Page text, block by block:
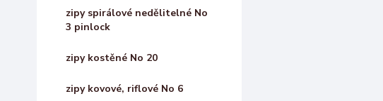
zipy spirálové nedělitelné No
3 pinlock
zipy kostěné No 20
zipy kovové, riflové No 6